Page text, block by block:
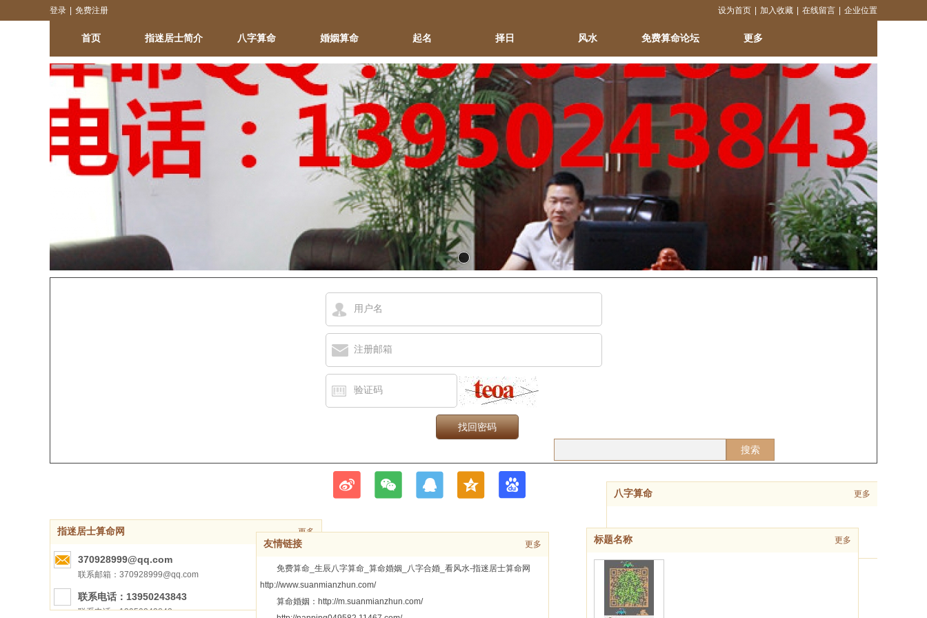
搜索
登录 免费注册 设为首页 加入收藏 在线留言 企业位置
首页 指迷居士简介 八字算命 婚姻算命 起名 择日 风水 免费算命论坛 更多
用户名
注册邮箱
验证码
指迷居士算命网 更多
370928999@qq.com
联系邮箱：370928999@qq.com
联系电话：13950243843
联系电话：13950243843
八字算命 更多
友情链接 更多
免费算命_生辰八字算命_算命婚姻_八字合婚_看风水-指迷居士算命网
http://www.suanmianzhun.com/
算命婚姻：http://m.suanmianzhun.com/
标题名称 更多